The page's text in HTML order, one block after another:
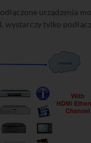
urządzenia
wystarczy tylko